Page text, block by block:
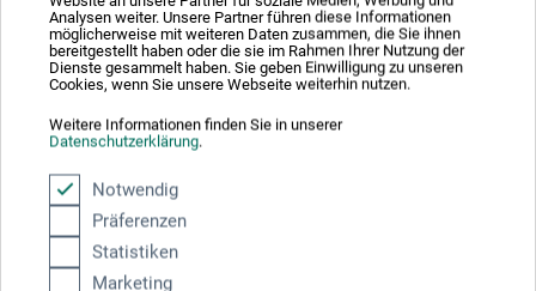
Analysen weiter. Unsere Partner führen diese Informationen
möglicherweise mit weiteren Daten zusammen, die Sie ihnen
bereitgestellt haben oder die sie im Rahmen Ihrer Nutzung der
Dienste gesammelt haben. Sie geben Einwilligung zu unseren
Cookies, wenn Sie unsere Webseite weiterhin nutzen.
Weitere Informationen finden Sie in unserer
Datenschutzerklärung.
Notwendig
Präferenzen
Statistiken
Marketing
Adresszusatz / Firma
PLZ*